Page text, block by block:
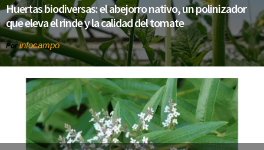
Huertas biodiversas: el abejorro nativo, un polinizador
que eleva el rinde y la calidad del tomate
Porinfocampo